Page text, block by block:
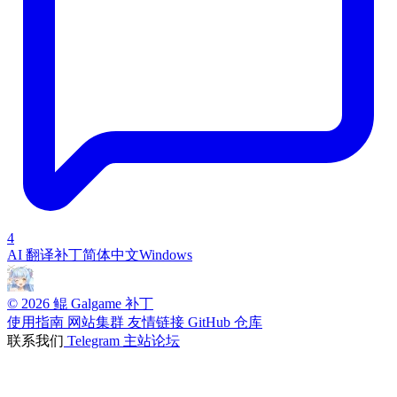
4
AI 翻译补丁简体中文Windows
© 2026 鲲 Galgame 补丁
使用指南 网站集群 友情链接 GitHub 仓库
联系我们 Telegram 主站论坛